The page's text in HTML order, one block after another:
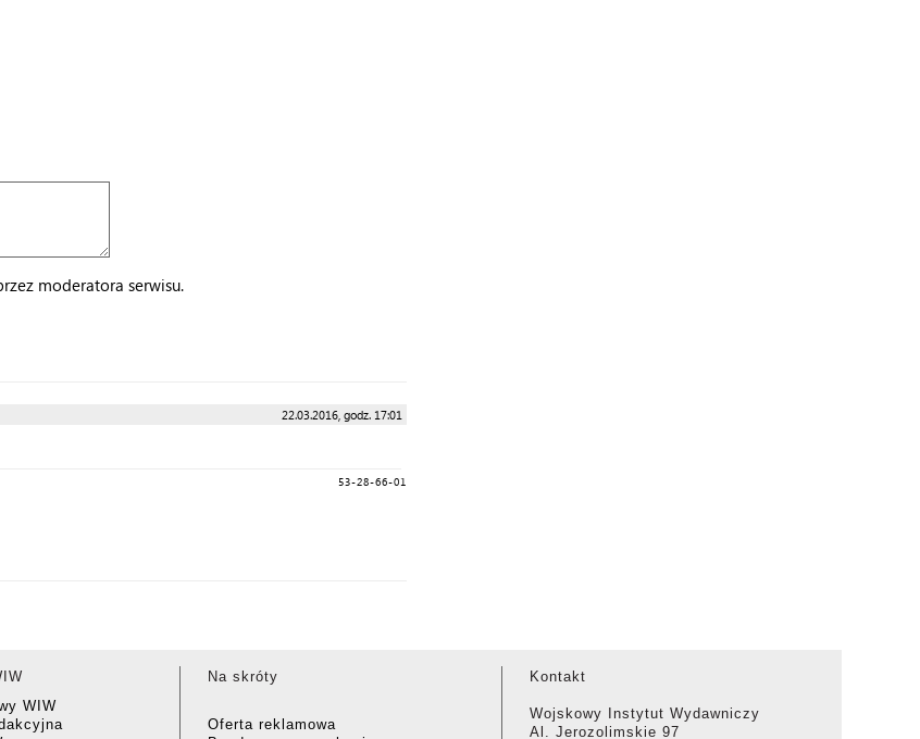
moderatora serwisu.
22.03.2016, godz. 17:01
53-28-66-01
WIW
Na skróty
Oferta reklamowa
Kontakt
Wojskowy Instytut Wydawniczy
Al. Jerozolimskie 97